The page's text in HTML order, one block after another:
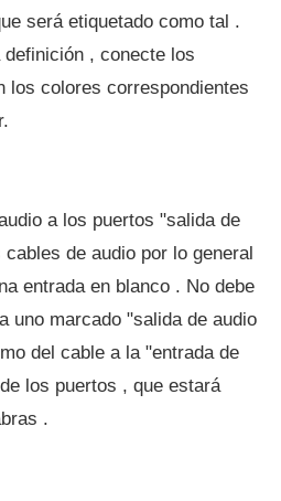
será etiquetado como tal .
, conecte los
los colores correspondientes
a los puertos "salida de
de audio por lo general
entrada en blanco . No debe
uno marcado "salida de audio
del cable a la "entrada de
los puertos , que estará
.